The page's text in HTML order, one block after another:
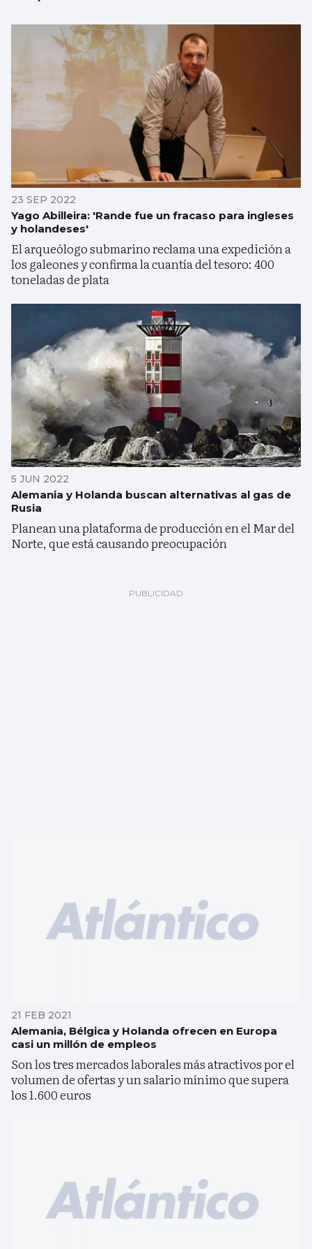
23 SEP 2022
Yago Abilleira: 'Rande fue un fracaso para ingleses
y holandeses'
El arqueólogo submarino reclama una expedición a
los galeones y confirma la cuantía del tesoro: 400
toneladas de plata
5 JUN 2022
Alemania y Holanda buscan alternativas al gas de
Rusia
Planean una plataforma de producción en el Mar del
Norte, que está causando preocupación
21 FEB 2021
Alemania, Bélgica y Holanda ofrecen en Europa
casi un millón de empleos
Son los tres mercados laborales más atractivos por el
volumen de ofertas y un salario mínimo que supera
los 1.600 euros